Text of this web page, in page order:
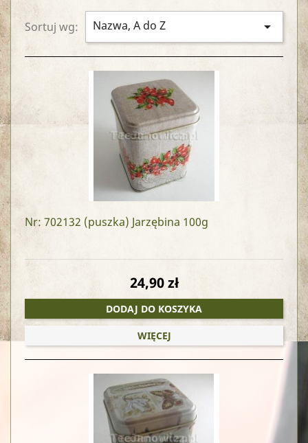
Sortuj wg: Nazwa, A do Z 
Nr: 702132 (puszka) Jarzębina 100g
24,90 zł
DODAJ DO KOSZYKA
WIĘCEJ